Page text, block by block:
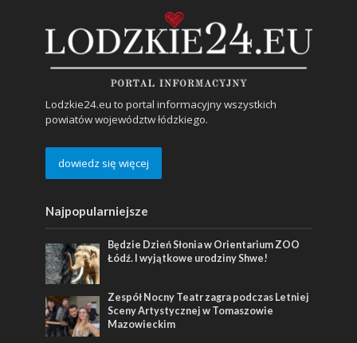
Lodzkie24.eu to portal informacyjny wszystkich
powiatów województw łódzkiego.
dowiedz się więcej
Najpopularniejsze
Będzie Dzień Słonia w Orientarium ZOO
Łódź. I wyjątkowe urodziny Shwe!
Zespół Nocny Teatr zagra podczas Letniej
Sceny Artystycznej w Tomaszowie
Mazowieckim